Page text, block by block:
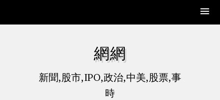
網網
新聞,股市,IPO,政治,中美,股票,事
時